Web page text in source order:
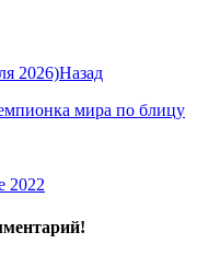
Назад
мира по блицу
2022